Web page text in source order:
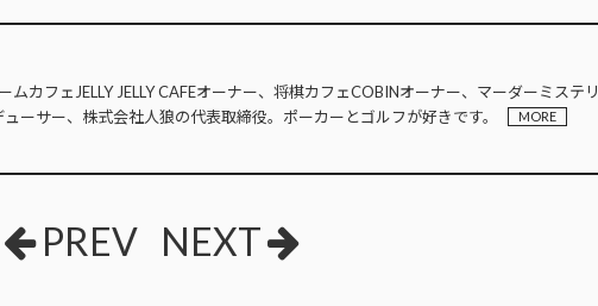
カフェJELLY JELLY CAFEオーナー、将棋カフェCOBINオーナー、マーダーミステリ
ーサー、株式会社人狼の代表取締役。ポーカーとゴルフが好きです。
MORE
PREV NEXT